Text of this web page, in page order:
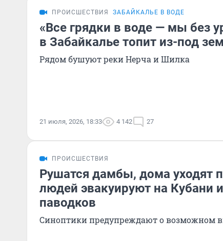
ПРОИСШЕСТВИЯ ЗАБАЙКАЛЬЕ В ВОДЕ
«Все грядки в воде — мы без
в Забайкалье топит из-под
Рядом бушуют реки Нерча и Шилка
21 июля, 2026, 18:33 4 142 27
ПРОИСШЕСТВИЯ
Рушатся дамбы, дома уходят
людей эвакуируют на Кубани
паводков
Синоптики предупреждают о возможном